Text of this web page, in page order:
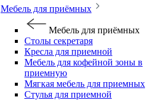
Мебель для приёмных
Мебель для приёмных
Столы секретаря
Кресла для приемной
Мебель для кофейной зоны в
приемную
Мягкая мебель для приемных
Стулья для приемной